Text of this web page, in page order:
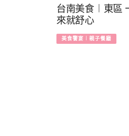
台南美食︱東區
來就舒心
美食饗宴︱親子餐廳